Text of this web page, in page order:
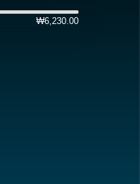
₩6,230.00